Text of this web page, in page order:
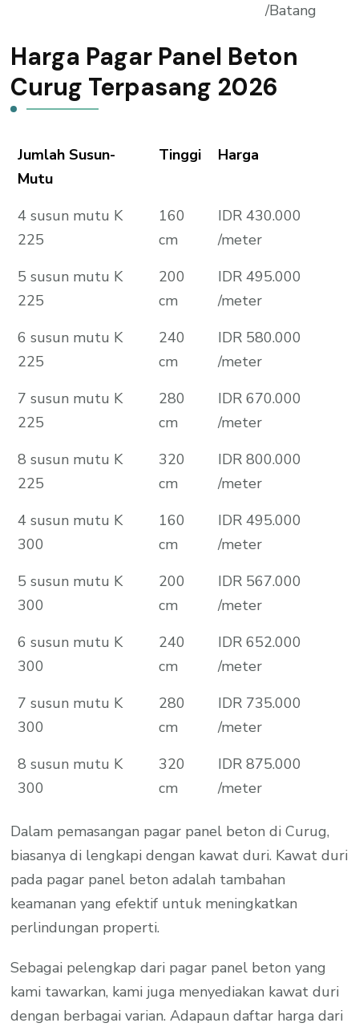
/Batang
Harga Pagar Panel Beton
Curug Terpasang 2026
Jumlah Susun-
Mutu
Tinggi Harga
4 susun mutu K
225
160
cm
IDR 430.000
/meter
5 susun mutu K
225
200
cm
IDR 495.000
/meter
6 susun mutu K
225
240
cm
IDR 580.000
/meter
7 susun mutu K
225
280
cm
IDR 670.000
/meter
8 susun mutu K
225
320
cm
IDR 800.000
/meter
4 susun mutu K
300
160
cm
IDR 495.000
/meter
5 susun mutu K
300
200
cm
IDR 567.000
/meter
6 susun mutu K
300
240
cm
IDR 652.000
/meter
7 susun mutu K
300
280
cm
IDR 735.000
/meter
8 susun mutu K
300
320
cm
IDR 875.000
/meter
Dalam pemasangan pagar panel beton di Curug,
biasanya di lengkapi dengan kawat duri. Kawat duri
pada pagar panel beton adalah tambahan
keamanan yang efektif untuk meningkatkan
perlindungan properti.
Sebagai pelengkap dari pagar panel beton yang
kami tawarkan, kami juga menyediakan kawat duri
dengan berbagai varian. Adapaun daftar harga dari